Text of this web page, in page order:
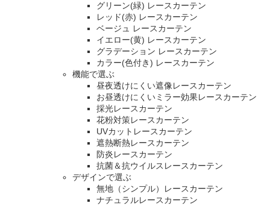
グリーン(緑) レースカーテン
レッド(赤) レースカーテン
ベージュ レースカーテン
イエロー(黄) レースカーテン
グラデーション レースカーテン
カラー(色付き) レースカーテン
機能で選ぶ
昼夜透けにくい遮像レースカーテン
お昼透けにくいミラー効果レースカーテン
採光レースカーテン
花粉対策レースカーテン
UVカットレースカーテン
遮熱断熱レースカーテン
防炎レースカーテン
抗菌＆抗ウイルスレースカーテン
デザインで選ぶ
無地（シンプル）レースカーテン
ナチュラルレースカーテン